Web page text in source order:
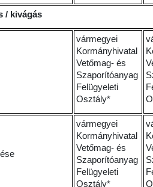
/ kivágás
vármegyei
Kormányhivatal
Vetőmag- és
Szaporítóanyag
Felügyeleti
Osztály*
vármegyei
Kormányhivatal
Vetőmag- és
Szaporítóanyag
Felügyeleti
Osztály*